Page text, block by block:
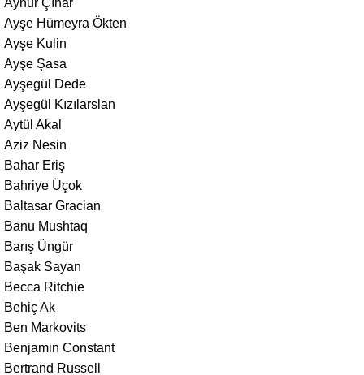
Ayşe Hümeyra Ökten
Ayşe Kulin
Ayşe Şasa
Ayşegül Dede
Ayşegül Kızılarslan
Aytül Akal
Aziz Nesin
Bahar Eriş
Bahriye Üçok
Baltasar Gracian
Banu Mushtaq
Barış Üngür
Başak Sayan
Becca Ritchie
Behiç Ak
Ben Markovits
Benjamin Constant
Bertrand Russell